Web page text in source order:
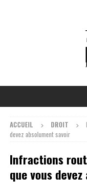
ACCUEIL DROIT
devez absolument savoir
Infractions
que vous